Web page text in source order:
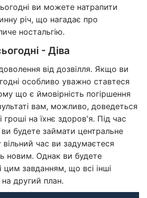
ви можете натрапити
річ, що нагадає про
ностальгію.
- Діва
від дозвілля. Якщо ви
особливо уважно ставтеся
що є ймовірність погіршення
вам, можливо, доведеться
гроші на їхнє здоров'я. Під час
ви будете займати центральне
вільний час ви задумаєтеся
новим. Однак ви будете
цим завданням, що всі інші
на другий план.